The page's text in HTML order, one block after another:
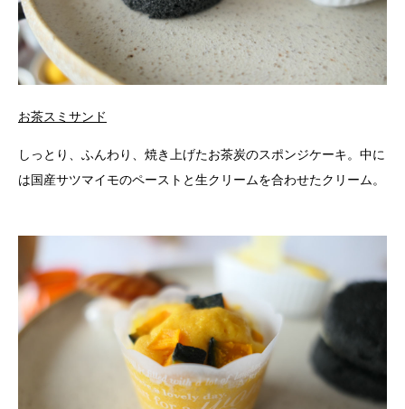
お茶スミサンド
しっとり、ふんわり、焼き上げたお茶炭のスポンジケーキ。中に
は国産サツマイモのペーストと生クリームを合わせたクリーム。